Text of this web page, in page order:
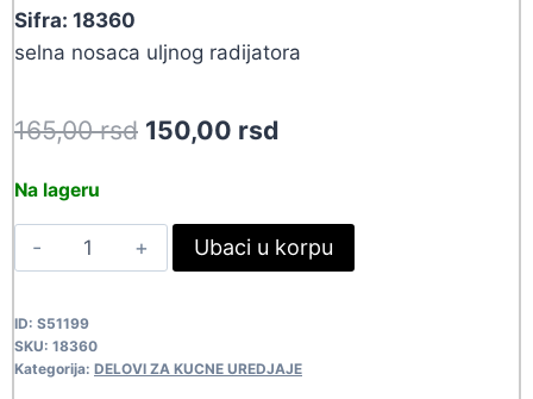
Sifra: 18360
selna nosaca uljnog radijatora
165,00rsd Original
165,00 rsd.
150,00 rsd
150,00 rsd.
Na lageru
SELNA
ZA
ULJ.RAD.
18360
Ubaci u korpu
ID: S51199
SKU: 18360
Kategorija: DELOVI ZA KUCNE UREDJAJE